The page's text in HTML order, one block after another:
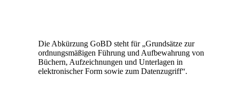
Die Abkürzung GoBD steht für „Grundsätze zur
ordnungsmäßigen Führung und Aufbewahrung von
Büchern, Aufzeichnungen und Unterlagen in
elektronischer Form sowie zum Datenzugriff“.